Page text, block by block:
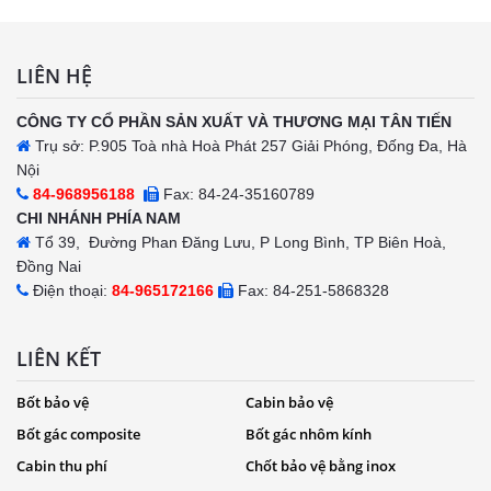
LIÊN HỆ
CÔNG TY CỔ PHẦN SẢN XUẤT VÀ THƯƠNG MẠI TÂN TIẾN
Trụ sở: P.905 Toà nhà Hoà Phát 257 Giải Phóng, Đống Đa, Hà
Nội
84-968956188
Fax: 84-24-35160789
CHI NHÁNH PHÍA NAM
Tổ 39, Đường Phan Đăng Lưu, P Long Bình, TP Biên Hoà,
Đồng Nai
Điện thoại: 84-965172166 Fax: 84-251-5868328
LIÊN KẾT
Bốt bảo vệ
Cabin bảo vệ
Bốt gác composite
Bốt gác nhôm kính
Cabin thu phí
Chốt bảo vệ bằng inox